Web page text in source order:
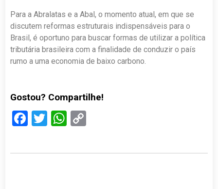
Para a Abralatas e a Abal, o momento atual, em que se
discutem reformas estruturais indispensáveis para o
Brasil, é oportuno para buscar formas de utilizar a política
tributária brasileira com a finalidade de conduzir o país
rumo a uma economia de baixo carbono.
Gostou? Compartilhe!
Facebook
TwitterWhatsApp